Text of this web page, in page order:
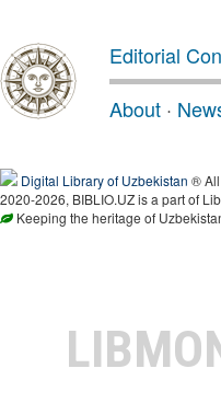
Editorial
About ·
Digital Library of Uzbekistan ® All
2020-2026, BIBLIO.UZ is a part of
Keeping the heritage of